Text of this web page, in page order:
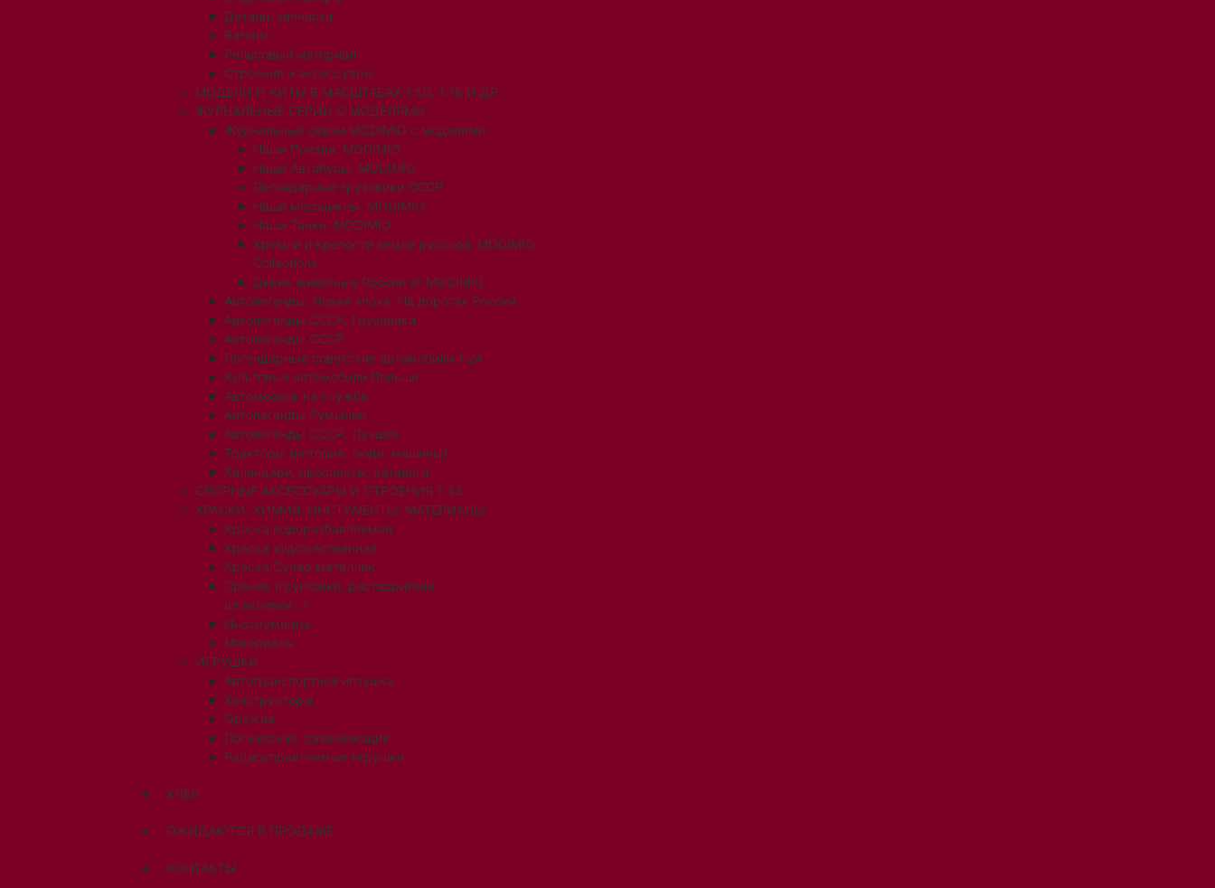
Детали, запчасти
Вагоны
Рельсовый материал
Строения и аксессуары
МОДЕЛИ И КИТЫ В МАСШТАБАХ 1:50, 1:18 И ДР.
ЖУРНАЛЬНЫЕ СЕРИИ С МОДЕЛЯМИ
Журнальные серии MODIMIO с моделями
Наши Поезда. MODIMIO
Наши Автобусы. MODIMIO
Легендарные грузовики СССР
Наши мотоциклы. MODIMIO
Наши Танки. MODIMIO
Кремли и крепости земли русской. MODIMIO
Collections
Дикие животные России от MODIMIO
Автолегенды. Новая эпоха. На дорогах России
Автолегенды СССР. Грузовики
Автолегенды СССР
Легендарные советские автомобили 1:24
Культовые автомобили Польши
Автомобиль на службе
Автолегенды Румынии
Автолегенды СССР. Лучшее
Тракторы (история, люди, машины)
Календари, проспекты, каталоги
СБОРНЫЕ АКСЕССУАРЫ И СТРОЕНИЯ 1:43
КРАСКИ, ХИМИЯ, ИНСТУМЕНТЫ, МАТЕРИАЛЫ
Краска водоразбавляемая
Краска художественная
Краска Супер металлик
Прочее (грунтовки, растворители,
шпаклевки...)
Инструменты
Материалы
ИГРУШКИ
Автотранспортная игрушка
Конструкторы
Оружие
Логические, развивающие
Радиоуправляемые игрушки
КЛЕН
ОЖИДАЮТСЯ В ПРОДАЖЕ
КОНТАКТЫ